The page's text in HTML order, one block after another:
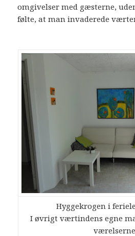
omgivelser med gæsterne,
følte, at man invaderede
Hyggekrogen i
I øvrigt værtindens egne
værelserne